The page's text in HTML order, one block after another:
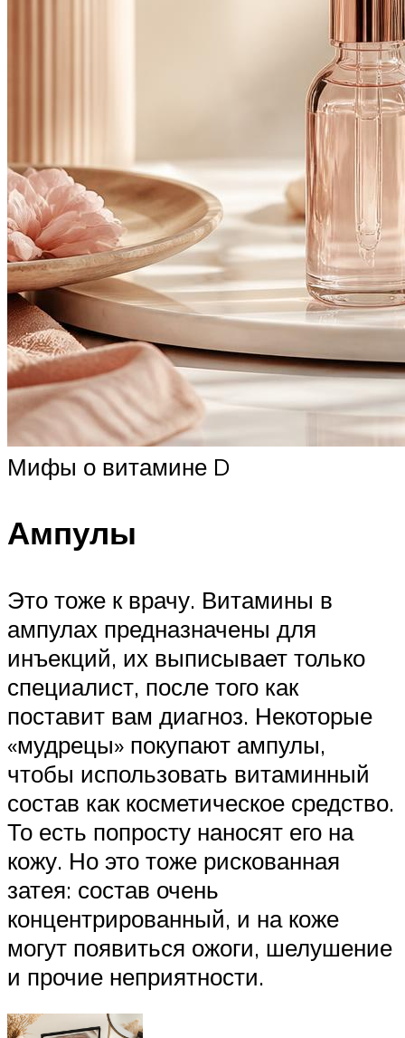
Мифы о витамине D
Ампулы
Это тоже к врачу. Витамины в
ампулах предназначены для
инъекций, их выписывает только
специалист, после того как
поставит вам диагноз. Некоторые
«мудрецы» покупают ампулы,
чтобы использовать витаминный
состав как косметическое средство.
То есть попросту наносят его на
кожу. Но это тоже рискованная
затея: состав очень
концентрированный, и на коже
могут появиться ожоги, шелушение
и прочие неприятности.